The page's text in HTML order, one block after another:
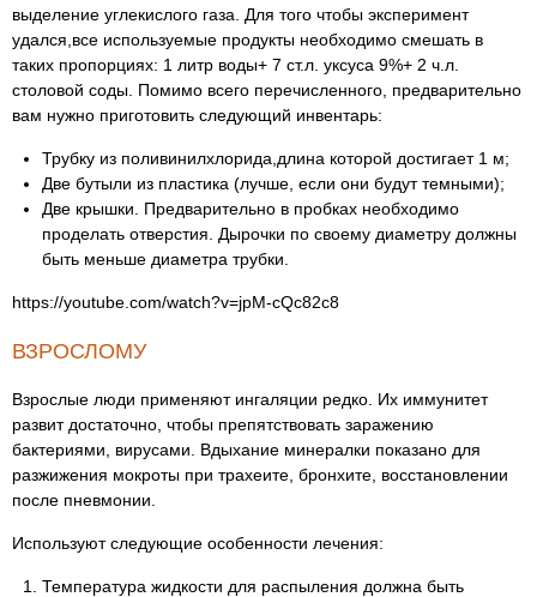
выделение углекислого газа. Для того чтобы эксперимент
удался,все используемые продукты необходимо смешать в
таких пропорциях: 1 литр воды+ 7 ст.л. уксуса 9%+ 2 ч.л.
столовой соды. Помимо всего перечисленного, предварительно
вам нужно приготовить следующий инвентарь:
Трубку из поливинилхлорида,длина которой достигает 1 м;
Две бутыли из пластика (лучше, если они будут темными);
Две крышки. Предварительно в пробках необходимо
проделать отверстия. Дырочки по своему диаметру должны
быть меньше диаметра трубки.
https://youtube.com/watch?v=jpM-cQc82c8
ВЗРОСЛОМУ
Взрослые люди применяют ингаляции редко. Их иммунитет
развит достаточно, чтобы препятствовать заражению
бактериями, вирусами. Вдыхание минералки показано для
разжижения мокроты при трахеите, бронхите, восстановлении
после пневмонии.
Используют следующие особенности лечения:
Температура жидкости для распыления должна быть